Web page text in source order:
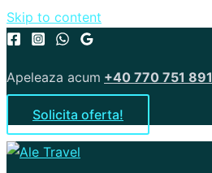
Skip to content
Apeleaza acum +40 770 751 891
Solicita oferta!